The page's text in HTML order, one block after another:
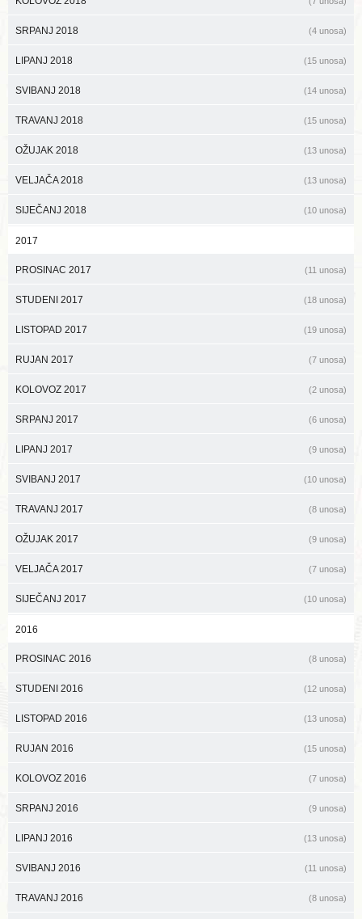
SRPANJ 2018 (4 unosa)
LIPANJ 2018 (15 unosa)
SVIBANJ 2018 (14 unosa)
TRAVANJ 2018 (15 unosa)
OŽUJAK 2018 (13 unosa)
VELJAČA 2018 (13 unosa)
SIJEČANJ 2018 (10 unosa)
2017
PROSINAC 2017 (11 unosa)
STUDENI 2017 (18 unosa)
LISTOPAD 2017 (19 unosa)
RUJAN 2017 (7 unosa)
KOLOVOZ 2017 (2 unosa)
SRPANJ 2017 (6 unosa)
LIPANJ 2017 (9 unosa)
SVIBANJ 2017 (10 unosa)
TRAVANJ 2017 (8 unosa)
OŽUJAK 2017 (9 unosa)
VELJAČA 2017 (7 unosa)
SIJEČANJ 2017 (10 unosa)
2016
PROSINAC 2016 (8 unosa)
STUDENI 2016 (12 unosa)
LISTOPAD 2016 (13 unosa)
RUJAN 2016 (15 unosa)
KOLOVOZ 2016 (7 unosa)
SRPANJ 2016 (9 unosa)
LIPANJ 2016 (13 unosa)
SVIBANJ 2016 (11 unosa)
TRAVANJ 2016 (8 unosa)